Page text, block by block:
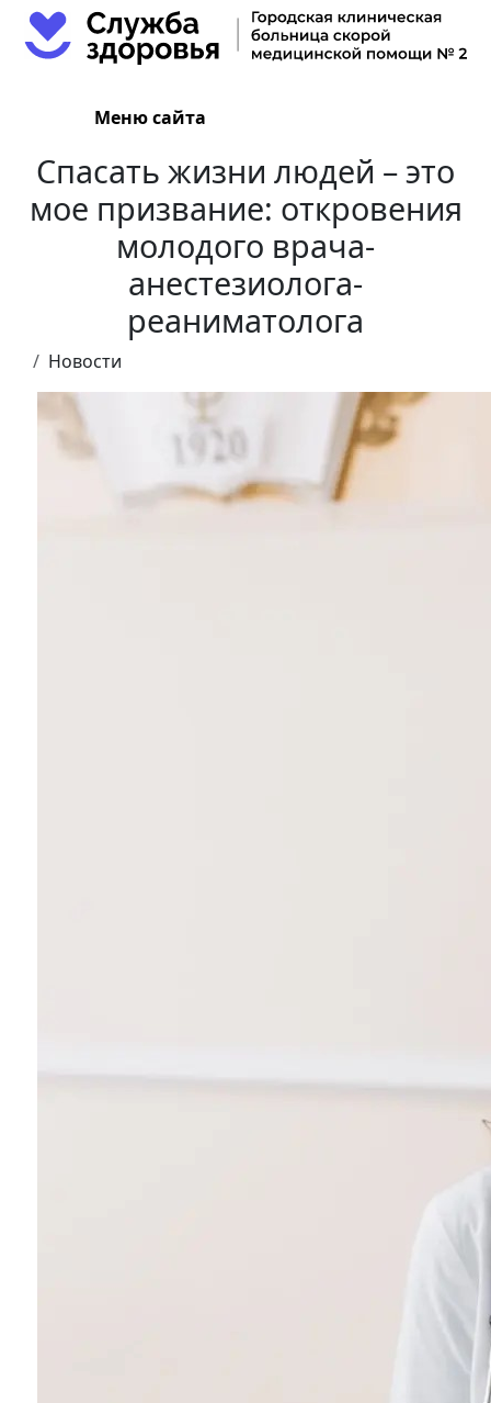
Меню сайта
Спасать жизни людей – это
мое призвание: откровения
молодого врача-
анестезиолога-
реаниматолога
Новости